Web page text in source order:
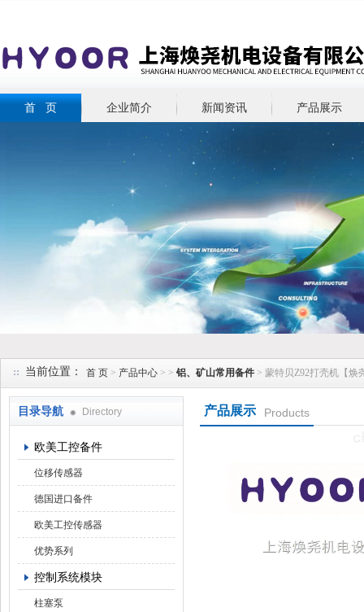
首 页 企业简介 新闻资讯 产品展示
当前位置： 首 页 > 产品中心 > > 铝、矿山常用备件 > 蒙特贝Z92打壳机【焕
目录导航 Directory
欧美工控备件
位移传感器
德国进口备件
欧美工控传感器
优势系列
控制系统模块
柱塞泵
产品展示 Products